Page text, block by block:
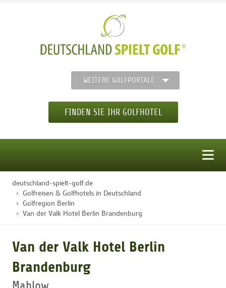
WEITERE GOLFPORTALE
FINDEN SIE IHR GOLFHOTEL
STARTSEITE
GOLFARRANGEMENTS
GOLF CARD
deutschland-spielt-golf.de
Golfreisen & Golfhotels in Deutschland
Golfregion Berlin
Van der Valk Hotel Berlin Brandenburg
Van der Valk Hotel Berlin
Brandenburg